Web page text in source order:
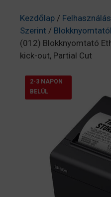
Kezdőlap / Felhasználás
Szerint /
(012) Blokknyomtató
kick-out, Partial Cut
2-3 NAPON
BELÜL